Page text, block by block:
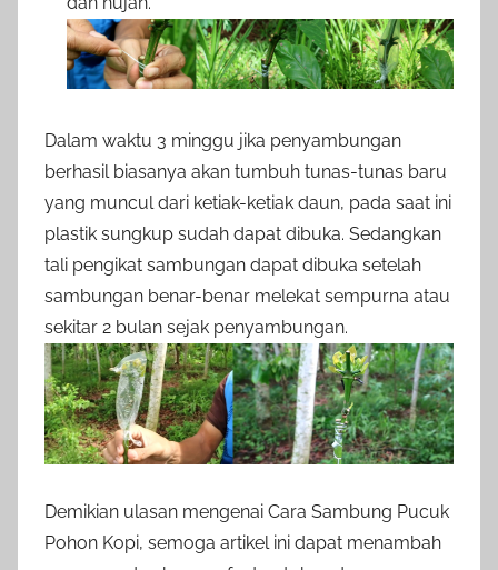
Dalam waktu 3 minggu jika penyambungan
berhasil biasanya akan tumbuh tunas-tunas baru
yang muncul dari ketiak-ketiak daun, pada saat ini
plastik sungkup sudah dapat dibuka. Sedangkan
tali pengikat sambungan dapat dibuka setelah
sambungan benar-benar melekat sempurna atau
sekitar 2 bulan sejak penyambungan.
Demikian ulasan mengenai Cara Sambung Pucuk
Pohon Kopi, semoga artikel ini dapat menambah